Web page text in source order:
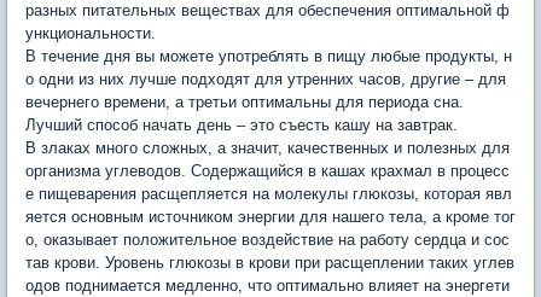
разных питательных веществах для обеспечения оптимальной ф
ункциональности.
В течение дня вы можете употреблять в пищу любые продукты, н
о одни из них лучше подходят для утренних часов, другие – для
вечернего времени, а третьи оптимальны для периода сна.
Лучший способ начать день – это съесть кашу на завтрак.
В злаках много сложных, а значит, качественных и полезных для
организма углеводов. Содержащийся в кашах крахмал в процесс
е пищеварения расщепляется на молекулы глюкозы, которая явл
яется основным источником энергии для нашего тела, а кроме тог
о, оказывает положительное воздействие на работу сердца и сос
тав крови. Уровень глюкозы в крови при расщеплении таких углев
одов поднимается медленно, что оптимально влияет на энергети